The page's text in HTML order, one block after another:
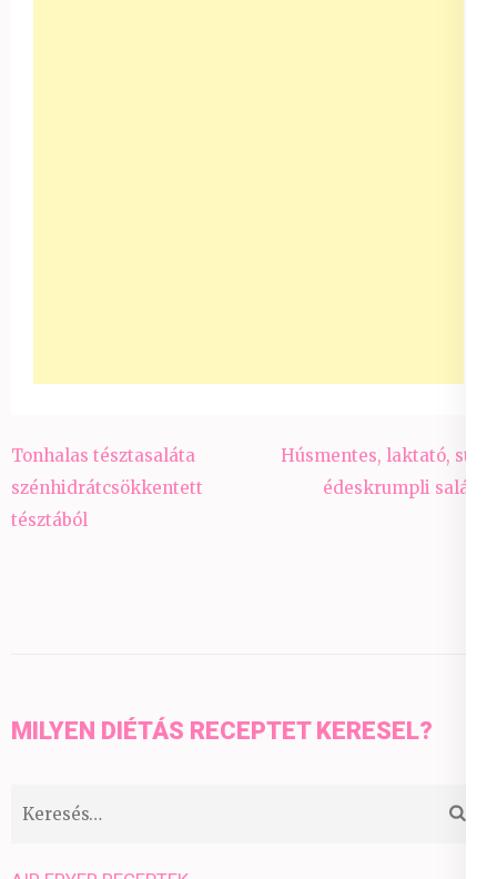
Bejegyzés
navigáció
Tonhalas tésztasaláta
szénhidrátcsökkentett
tésztából
Húsmentes, laktató, sült
édeskrumpli saláta
MILYEN DIÉTÁS RECEPTET KERESEL?
Keresés: